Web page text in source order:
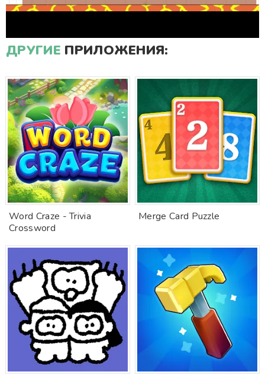
ДРУГИЕ ПРИЛОЖЕНИЯ:
Word Craze - Trivia
Crossword
Merge Card Puzzle